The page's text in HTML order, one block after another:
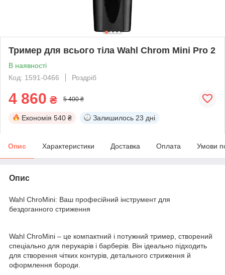
Тример для всього тіла Wahl Chrom Mini Pro 2
В наявності
Код: 1591-0466
Роздріб
4 860 ₴ 5 400 ₴
Економія 540 ₴ Залишилось 23 дні
Опис Характеристики Доставка Оплата Умови
Опис
Wahl ChroMini: Ваш професійний інструмент для
бездоганного стриження
Wahl ChroMini – це компактний і потужний тример, створений
спеціально для перукарів і барберів. Він ідеально підходить
для створення чітких контурів, детального стриження й
оформлення бороди.